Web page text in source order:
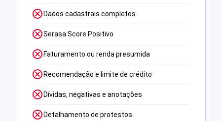
Dados cadastrais completos
Serasa Score Positivo
Faturamento ou renda presumida
Recomendação e limite de crédito
Dívidas, negativas e anotações
Detalhamento de protestos